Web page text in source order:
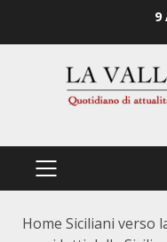
9
PRIMÄRES
Home Siciliani verso